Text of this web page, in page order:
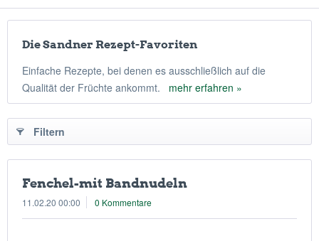
Die Sandner Rezept-Favoriten
Einfache Rezepte, bei denen es ausschließlich auf die
Qualität der Früchte ankommt. mehr erfahren »
Filtern
Fenchel-mit Bandnudeln
11.02.20 00:00 0 Kommentare